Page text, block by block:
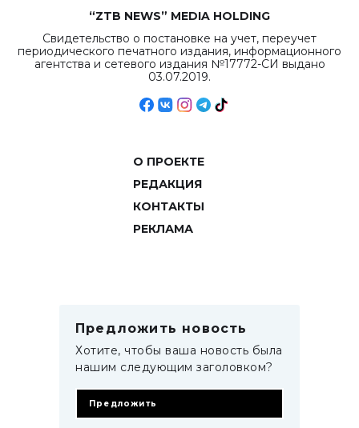
“ZTB NEWS” MEDIA HOLDING
Свидетельство о постановке на учет, переучет
периодического печатного издания, информационного
агентства и сетевого издания №17772-СИ выдано
03.07.2019.
О ПРОЕКТЕ
РЕДАКЦИЯ
КОНТАКТЫ
РЕКЛАМА
Предложить новость
Хотите, чтобы ваша новость была
нашим следующим заголовком?
Предложить